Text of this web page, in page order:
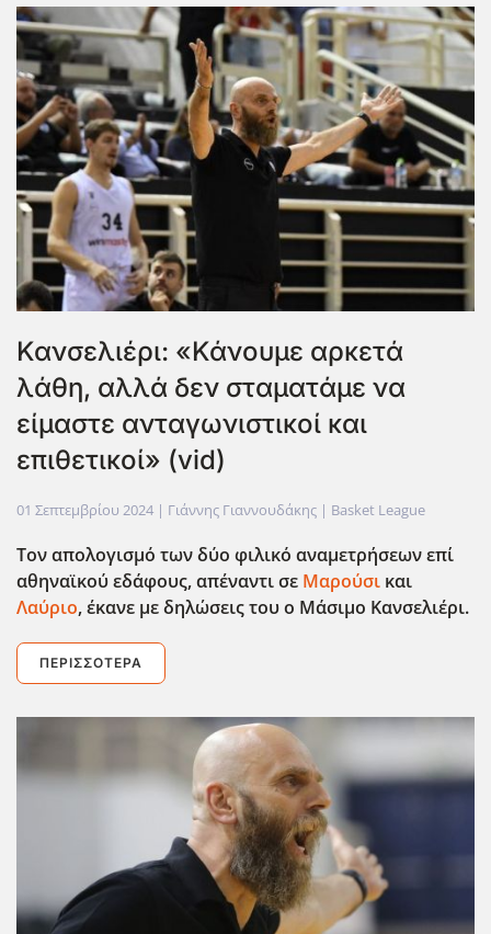
Κανσελιέρι: «Κάνουμε αρκετά
λάθη, αλλά δεν σταματάμε να
είμαστε ανταγωνιστικοί και
επιθετικοί» (vid)
01 Σεπτεμβρίου 2024 | Γιάννης Γιαννουδάκης | Basket League
Τον απολογισμό των δύο φιλικό αναμετρήσεων επί
αθηναϊκού εδάφους, απέναντι σε Μαρούσι και
Λαύριο, έκανε με δηλώσεις του ο Μάσιμο Κανσελιέρι.
ΠΕΡΙΣΣΌΤΕΡΑ